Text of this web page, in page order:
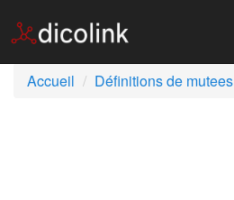
Accueil
Définitions de mutees